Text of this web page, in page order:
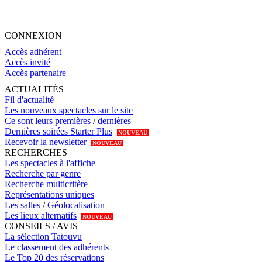
CONNEXION
Accès adhérent
Accès invité
Accès partenaire
ACTUALITÉS
Fil d'actualité
Les nouveaux spectacles sur le site
Ce sont leurs premières /dernières
Dernières soirées Starter Plus
NOUVEAU
Recevoir la newsletter NOUVEAU
RECHERCHES
Les spectacles à l'affiche
Recherche par genre
Recherche multicritère
Représentations uniques
Les salles /Géolocalisation
Les lieux alternatifs
NOUVEAU
CONSEILS / AVIS
La sélection Tatouvu
Le classement des adhérents
Le Top 20 des réservations